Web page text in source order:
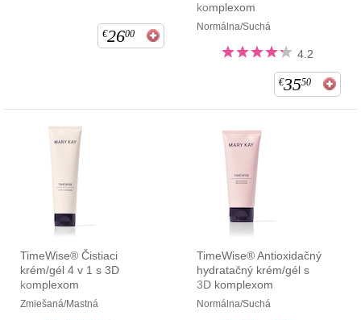
€2600
komplexom
Normálna/Suchá
4.2
€3550
TimeWise® Čistiaci
krém/gél 4 v 1 s 3D
komplexom
Zmiešaná/Mastná
TimeWise® Antioxidačný
hydratačný krém/gél s
3D komplexom
Normálna/Suchá